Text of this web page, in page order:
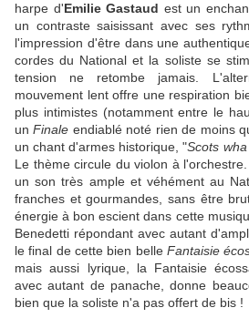
harpe d'Emilie Gastaud est un
un contraste saisissant avec ses
l'impression d'être dans une
cordes du National et la soliste se
tension ne retombe jamais.
mouvement lent offre une respiration
plus intimistes (notamment entre le
unFinale endiablé noté rien de moins
un chant d'armes historique, "Scots
Le thème circule du violon à
un son très ample et véhément au
franches et gourmandes, sans être
énergie à bon escient dans cette
Benedetti répondant avec autant
le final de cette bien belle Fantaisie
mais aussi lyrique, la Fantaisie
avec autant de panache, donne
bien que la soliste n'a pas offert de bis !